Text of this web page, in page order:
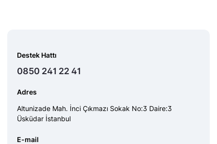
Destek Hattı
0850 241 22 41
Adres
Altunizade Mah. İnci Çıkmazı Sokak No:3 Daire:3
Üsküdar İstanbul
E-mail